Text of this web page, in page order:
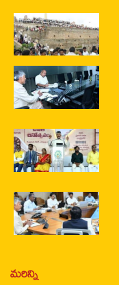
మరిన్ని